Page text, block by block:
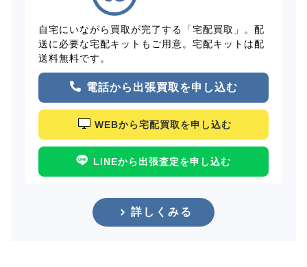
自宅にいながら買取が完了する「宅配買取」。配
送に必要な宅配キットもご用意。宅配キットは配
送料無料です。
電話から出張買取を申し込む
WEBから宅配買取を申し込む
LINEから出張査定を申し込む
詳しくみる